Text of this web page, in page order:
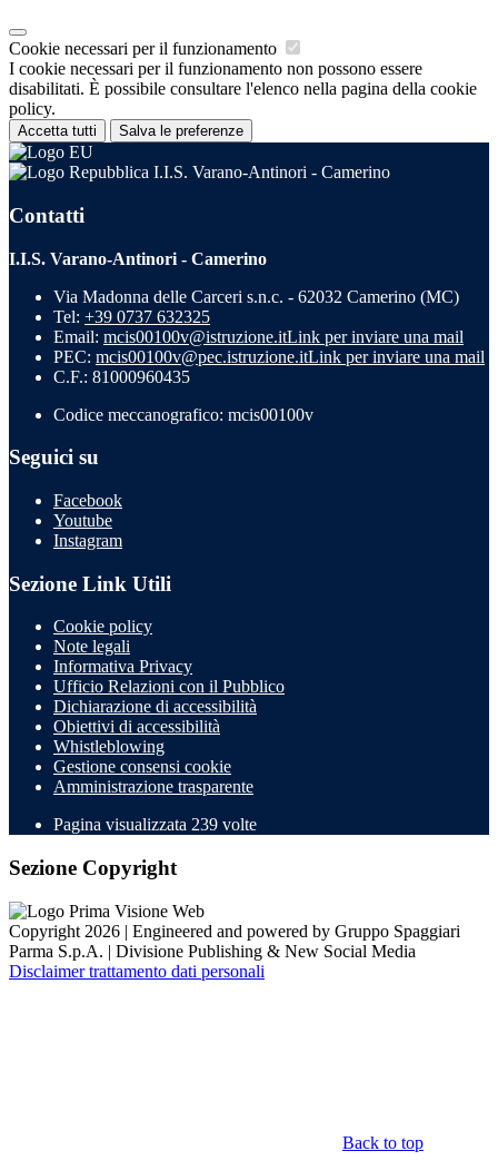
Cookie necessari per il funzionamento
I cookie necessari per il funzionamento non possono essere
disabilitati. È possibile consultare l'elenco nella pagina della cookie
policy.
Accetta tutti Salva le preferenze
I.I.S. Varano-Antinori - Camerino
Contatti
I.I.S. Varano-Antinori - Camerino
Via Madonna delle Carceri s.n.c. - 62032 Camerino (MC)
Tel: +39 0737 632325
Email: mcis00100v@istruzione.itLink per inviare una mail
PEC: mcis00100v@pec.istruzione.itLink per inviare una mail
C.F.: 81000960435
Codice meccanografico: mcis00100v
Seguici su
Facebook
Youtube
Instagram
Sezione Link Utili
Cookie policy
Note legali
Informativa Privacy
Ufficio Relazioni con il Pubblico
Dichiarazione di accessibilità
Obiettivi di accessibilità
Whistleblowing
Gestione consensi cookie
Amministrazione trasparente
Pagina visualizzata 239 volte
Sezione Copyright
Copyright 2026 | Engineered and powered by Gruppo Spaggiari
Parma S.p.A. | Divisione Publishing & New Social Media
Disclaimer trattamento dati personali
Back to top